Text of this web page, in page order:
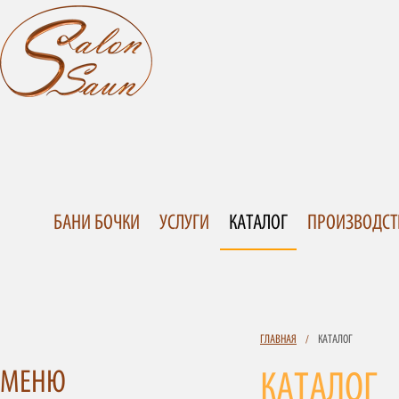
БАНИ БОЧКИ УСЛУГИ КАТАЛОГ
ГЛАВНАЯ / КАТАЛОГ
МЕНЮ КАТАЛОГ